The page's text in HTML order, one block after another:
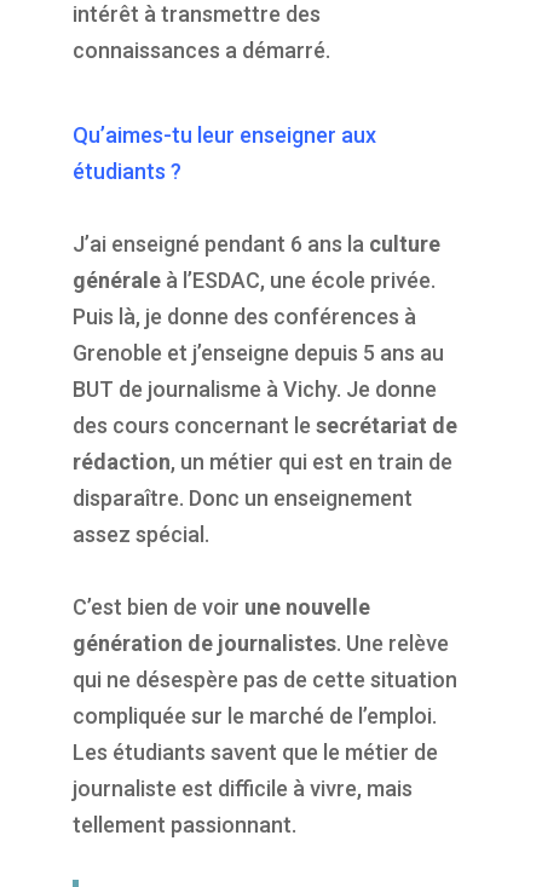
intérêt à transmettre des
connaissances a démarré.
Qu’aimes-tu leur enseigner aux
étudiants ?
J’ai enseigné pendant 6 ans laculture
généraleà l’ESDAC, une école privée.
Puis là, je donne des conférences à
Grenoble et j’enseigne depuis 5 ans au
BUT de journalisme à Vichy. Je donne
des cours concernant le secrétariat de
rédaction, un métier qui est en train de
disparaître. Donc un enseignement
assez spécial.
C’est bien de voir une nouvelle
génération de journalistes. Une relève
qui ne désespère pas de cette situation
compliquée sur le marché de l’emploi.
Les étudiants savent que le métier de
journaliste est difficile à vivre, mais
tellement passionnant.